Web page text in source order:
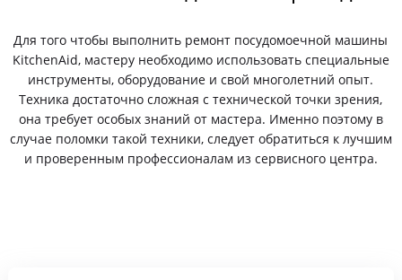
Для того чтобы выполнить ремонт посудомоечной машины
KitchenAid, мастеру необходимо использовать специальные
инструменты, оборудование и свой многолетний опыт.
Техника достаточно сложная с технической точки зрения,
она требует особых знаний от мастера. Именно поэтому в
случае поломки такой техники, следует обратиться к лучшим
и проверенным профессионалам из сервисного центра.